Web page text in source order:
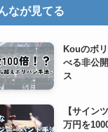
なが見てる
Kouのボ
べる非公
ス
【サイン
万円を